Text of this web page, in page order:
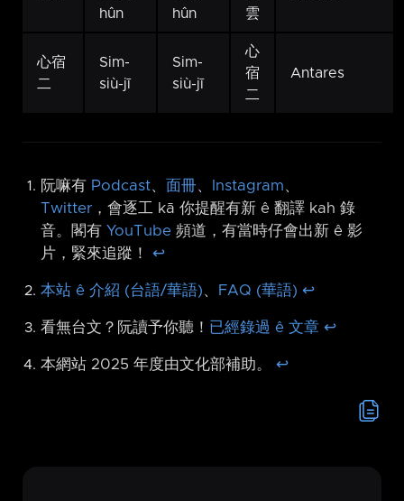
hûn
hûn
雲
心宿
二
Sim-
siù-jī
Sim-
siù-jī
心
宿
二
Antares
阮嘛有 Podcast、 面冊、 Instagram、
Twitter ，會逐工 kā 你提醒有新 ê 翻譯 kah 錄
音。閣有 YouTube 頻道，有當時仔會出新 ê 影
片，緊來追蹤！ ↩︎
本站 ê 介紹 (台語/華語)、 FAQ (華語) ↩︎
看無台文？阮讀予你聽！ 已經錄過 ê 文章 ↩︎
本網站 2025 年度由文化部補助。 ↩︎